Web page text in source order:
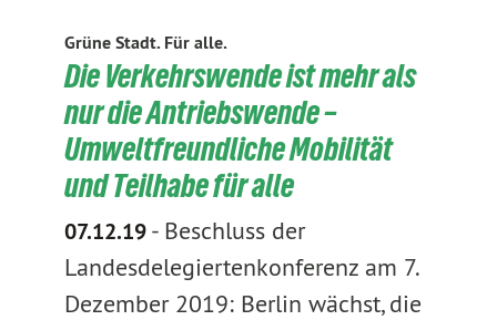
Grüne Stadt. Für alle.
Die Verkehrswende ist mehr als
nur die Antriebswende –
Umweltfreundliche Mobilität
und Teilhabe für alle
07.12.19- Beschluss der
Landesdelegiertenkonferenz am 7.
Dezember 2019: Berlin wächst, die